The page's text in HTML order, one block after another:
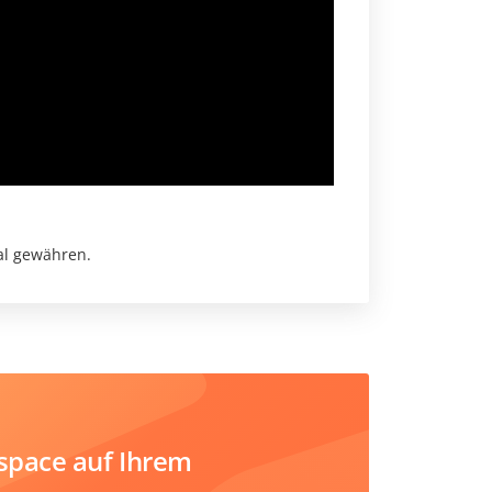
gewähren.
auf Ihrem